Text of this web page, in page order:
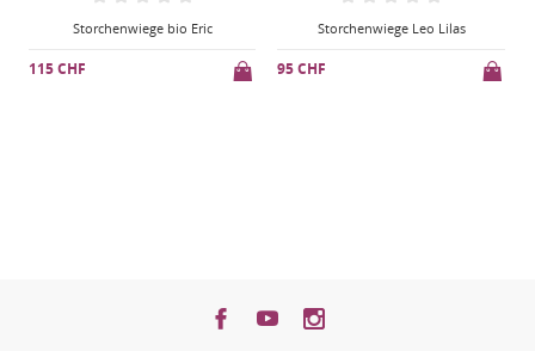
Storchenwiege Leo Lilas
95 CHF
Storchenwiege Leo Orange
95 CHF